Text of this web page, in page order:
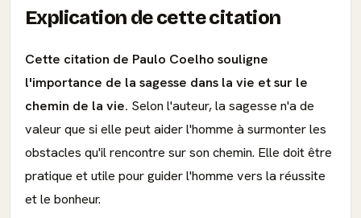
Explication de cette citation
Cette citation de Paulo Coelho souligne
l'importance de la sagesse dans la vie et sur le
chemin de la vie. Selon l'auteur, la sagesse n'a de
valeur que si elle peut aider l'homme à surmonter les
obstacles qu'il rencontre sur son chemin. Elle doit être
pratique et utile pour guider l'homme vers la réussite
et le bonheur.